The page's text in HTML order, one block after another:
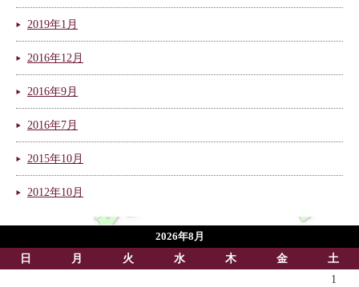
2019年1月
2016年12月
2016年9月
2016年7月
2015年10月
2012年10月
2026年8月
日 月 火 水 木 金 土
1